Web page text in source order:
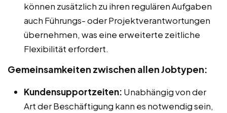
können zusätzlich zu ihren regulären Aufgaben
auch Führungs- oder Projektverantwortungen
übernehmen, was eine erweiterte zeitliche
Flexibilität erfordert.
Gemeinsamkeiten zwischen allen Jobtypen:
Kundensupportzeiten: Unabhängig von der
Art der Beschäftigung kann es notwendig sein,